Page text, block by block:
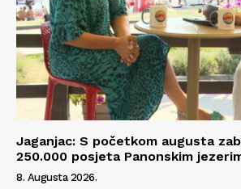
Jaganjac: S početkom augusta
250.000 posjeta Panonskim
8. Augusta 2026.